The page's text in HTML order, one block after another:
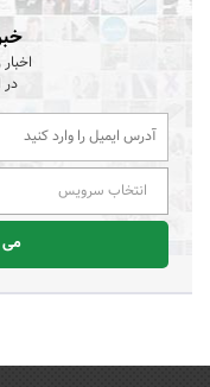
در
انتخاب سرویس